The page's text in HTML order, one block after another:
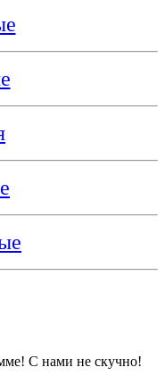
С нами не скучно!